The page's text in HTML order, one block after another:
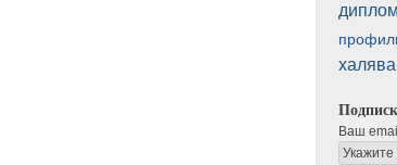
халява
Ваш